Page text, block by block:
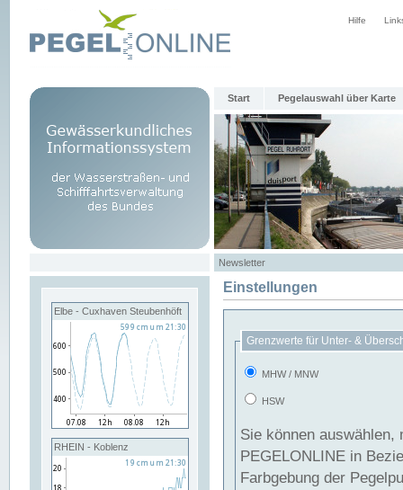
Hilfe
Start Pegelauswahl über Karte
Newsletter
Elbe - Cuxhaven Steubenhöft
RHEIN - Koblenz
Einstellungen
Grenzwerte für Unter- &
MHW / MNW
HSW
Sie können
PEGELONLINE in Beziehung
Farbgebung der